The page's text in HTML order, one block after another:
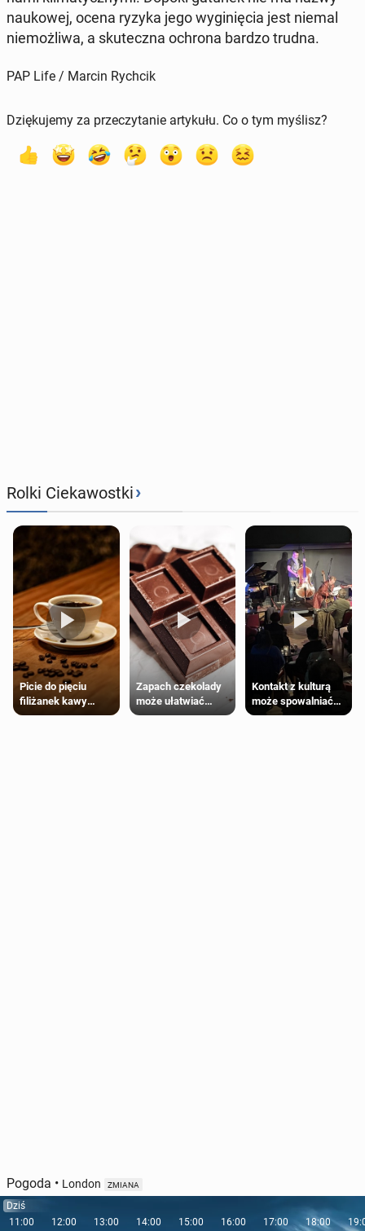
na­uko­wej, ocena ryzyka jego wy­gi­nię­cia jest niemal
nie­moż­li­wa, a sku­tecz­na ochrona bardzo trudna.
PAP Life / Marcin Rychcik
Dziękujemy za przeczytanie artykułu. Co o tym myślisz?
Rolki Ciekawostki›
Picie do pięciu
filiżanek kawy
dziennie jest
Zapach czekolady
może ułatwiać
trening siłowy
Kontakt z kulturą
może spowalniać
starzenie
Pogoda • London ZMIANA
Dziś
11:00
12:00 13:00 14:00 15:00 16:00 17:00 18:00